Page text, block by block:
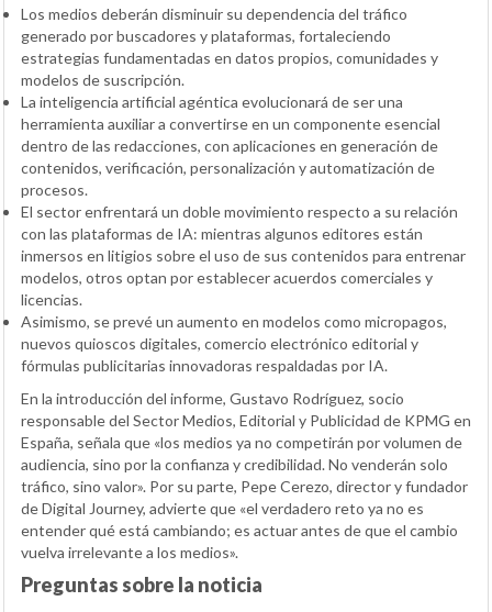
Los medios deberán disminuir su dependencia del tráfico
generado por buscadores y plataformas, fortaleciendo
estrategias fundamentadas en datos propios, comunidades y
modelos de suscripción.
La inteligencia artificial agéntica evolucionará de ser una
herramienta auxiliar a convertirse en un componente esencial
dentro de las redacciones, con aplicaciones en generación de
contenidos, verificación, personalización y automatización de
procesos.
El sector enfrentará un doble movimiento respecto a su relación
con las plataformas de IA: mientras algunos editores están
inmersos en litigios sobre el uso de sus contenidos para entrenar
modelos, otros optan por establecer acuerdos comerciales y
licencias.
Asimismo, se prevé un aumento en modelos como micropagos,
nuevos quioscos digitales, comercio electrónico editorial y
fórmulas publicitarias innovadoras respaldadas por IA.
En la introducción del informe, Gustavo Rodríguez, socio
responsable del Sector Medios, Editorial y Publicidad de KPMG en
España, señala que «los medios ya no competirán por volumen de
audiencia, sino por la confianza y credibilidad. No venderán solo
tráfico, sino valor». Por su parte, Pepe Cerezo, director y fundador
de Digital Journey, advierte que «el verdadero reto ya no es
entender qué está cambiando; es actuar antes de que el cambio
vuelva irrelevante a los medios».
Preguntas sobre la noticia